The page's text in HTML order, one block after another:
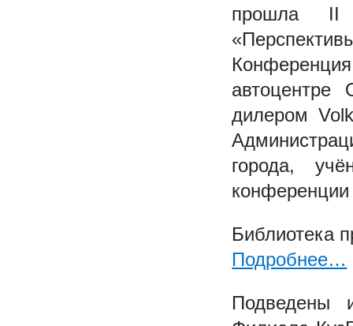
прошла II
дилером
города,
конференции
Библиотека
Подробнее…
Подведены